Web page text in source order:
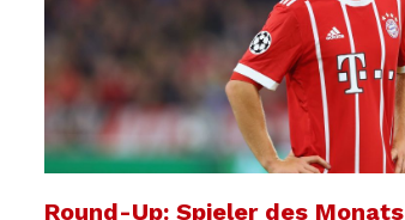
Round-Up: Spieler des Monats